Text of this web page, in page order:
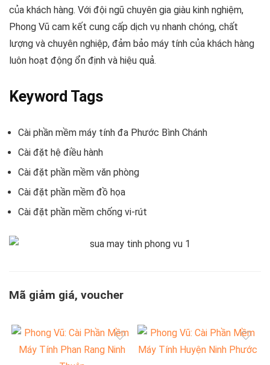
của khách hàng. Với đội ngũ chuyên gia giàu kinh nghiệm,
Phong Vũ cam kết cung cấp dịch vụ nhanh chóng, chất
lượng và chuyên nghiệp, đảm bảo máy tính của khách hàng
luôn hoạt động ổn định và hiệu quả.
Keyword Tags
Cài phần mềm máy tính đa Phước Bình Chánh
Cài đặt hệ điều hành
Cài đặt phần mềm văn phòng
Cài đặt phần mềm đồ họa
Cài đặt phần mềm chống vi-rút
Mã giảm giá, voucher